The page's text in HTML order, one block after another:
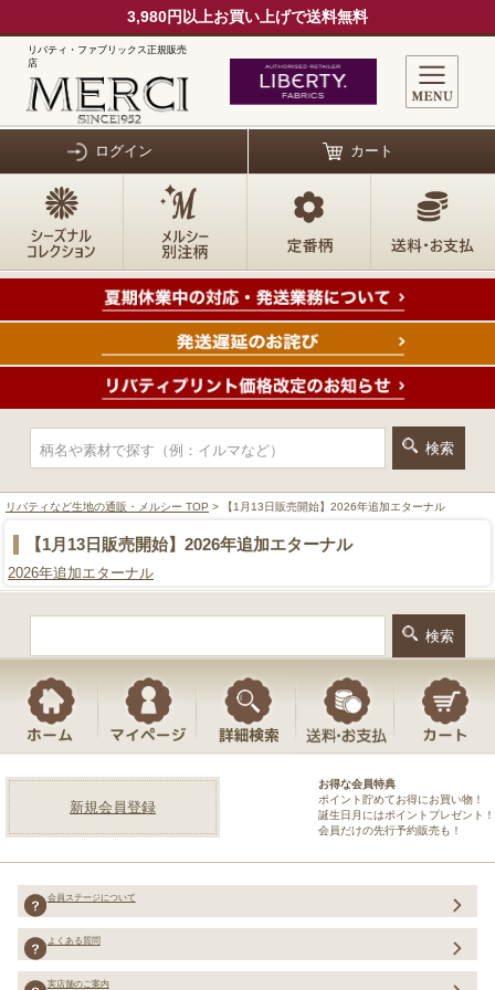
3,980円以上お買い上げで送料無料
リバティ・ファブリックス正規販売
店
ログイン カート
リバティなど生地の通販・メルシー TOP > 【1月13日販売開始】2026年追加エターナル
【1月13日販売開始】2026年追加エターナル
2026年追加エターナル
新規会員登録
お得な会員特典
ポイント貯めてお得にお買い物！
誕生日月にはポイントプレゼント！
会員だけの先行予約販売も！
会員ステージについて
よくある質問
実店舗のご案内